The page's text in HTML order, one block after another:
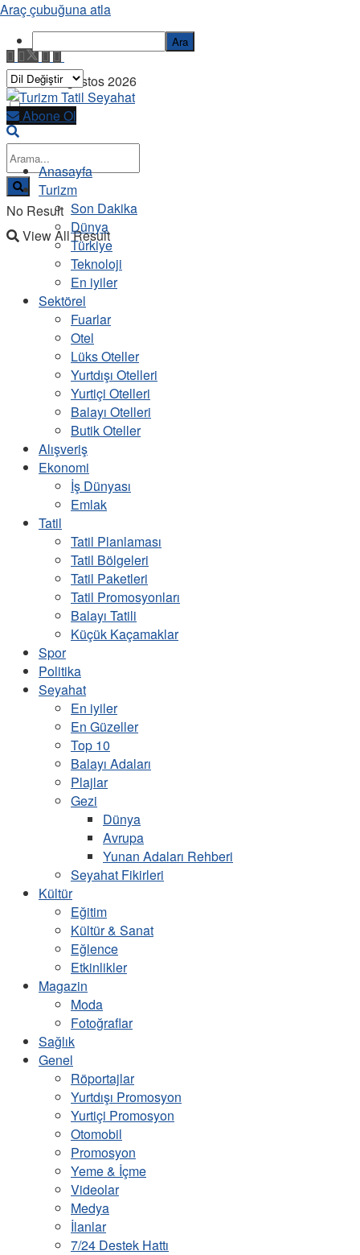
Cuma, 7 Ağustos 2026
No Result
View All Result
Abone Ol
Anasayfa
Turizm
Son Dakika
Dünya
Türkiye
Teknoloji
En iyiler
Sektörel
Fuarlar
Otel
Lüks Oteller
Yurtdışı Otelleri
Yurtiçi Otelleri
Balayı Otelleri
Butik Oteller
Alışveriş
Ekonomi
İş Dünyası
Emlak
Tatil
Tatil Planlaması
Tatil Bölgeleri
Tatil Paketleri
Tatil Promosyonları
Balayı Tatili
Küçük Kaçamaklar
Spor
Politika
Seyahat
En iyiler
En Güzeller
Top 10
Balayı Adaları
Plajlar
Gezi
Dünya
Avrupa
Yunan Adaları Rehberi
Seyahat Fikirleri
Kültür
Eğitim
Kültür & Sanat
Eğlence
Etkinlikler
Magazin
Moda
Fotoğraflar
Sağlık
Genel
Röportajlar
Yurtdışı Promosyon
Yurtiçi Promosyon
Otomobil
Promosyon
Yeme & İçme
Videolar
Medya
İlanlar
7/24 Destek Hattı
Araç çubuğuna atla
Ara